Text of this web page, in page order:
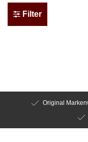
Filter
Original